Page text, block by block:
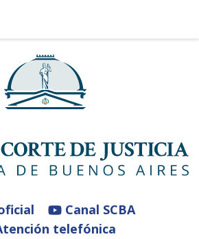
Canal SCBA
telefónica